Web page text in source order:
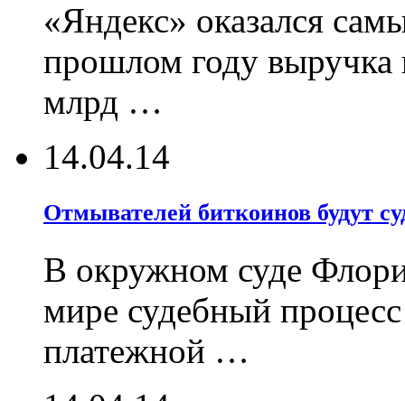
«Яндекс» оказался
прошлом году выручка
млрд …
14.04.14
Отмывателей биткоинов будут
В окружном суде
мире судебный
платежной …